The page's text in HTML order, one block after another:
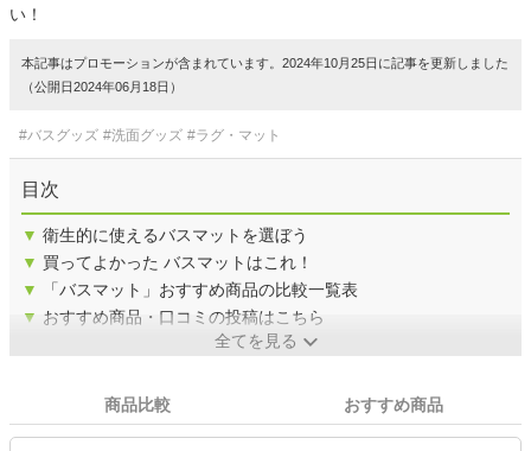
い！
本記事はプロモーションが含まれています。2024年10月25日に記事を更新しました
（公開日2024年06月18日）
#バスグッズ #洗面グッズ #ラグ・マット
目次
▼ 衛生的に使えるバスマットを選ぼう
▼ 買ってよかった バスマットはこれ！
▼
「バスマット」おすすめ商品の比較一覧表
▼ おすすめ商品・口コミの投稿はこちら
全てを見る
商品比較 おすすめ商品